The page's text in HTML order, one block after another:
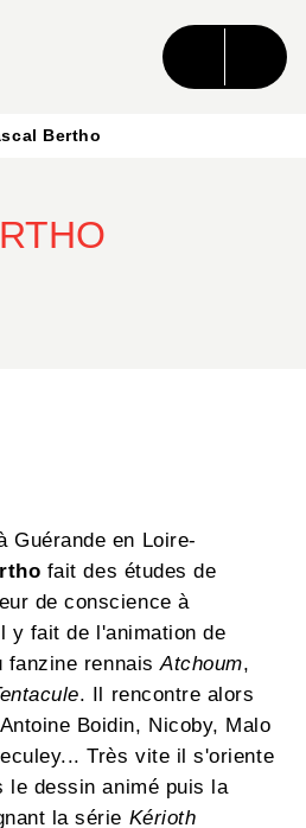
CONTENU
Bertho
Guérande en Loire-
fait des études de
de conscience à
y fait de l'animation de
fanzine rennaisAtchoum,
. Il rencontre alors
Boidin, Nicoby, Malo
Très vite il s'oriente
le dessin animé puis la
la série Kérioth